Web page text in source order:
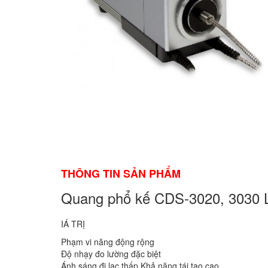
THÔNG TIN SẢN PHẨM
Quang phổ kế CDS-3020, 3030
IÁ TRỊ
Phạm vi năng động rộng
Độ nhạy đo lường đặc biệt
Ánh sáng đi lạc thấp Khả năng tái tạo cao